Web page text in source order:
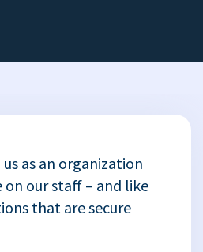
as an organization
on our staff – and like
that are secure